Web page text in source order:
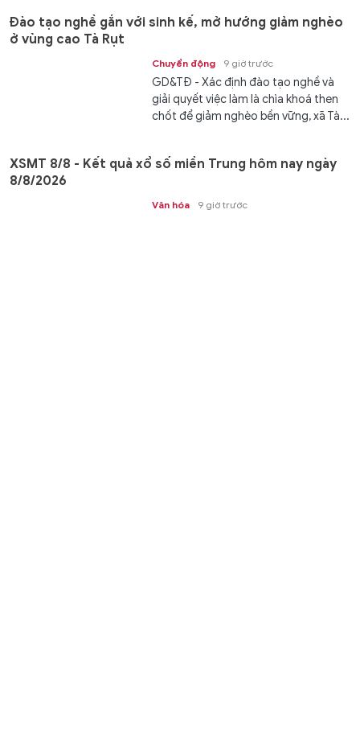
Đào tạo nghề gắn với sinh kế, mở hướng giảm nghèo
ở vùng cao Tà Rụt
Chuyển động 9 giờ trước
GD&TĐ - Xác định đào tạo nghề và
giải quyết việc làm là chìa khoá then
chốt để giảm nghèo bền vững, xã Tà...
XSMT 8/8 - Kết quả xổ số miền Trung hôm nay ngày
8/8/2026
Văn hóa 9 giờ trước